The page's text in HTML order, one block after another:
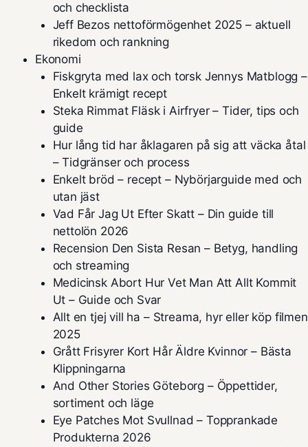
och checklista
Jeff Bezos nettoförmögenhet 2025 – aktuell
rikedom och rankning
Ekonomi
Fiskgryta med lax och torsk Jennys Matblogg –
Enkelt krämigt recept
Steka Rimmat Fläsk i Airfryer – Tider, tips och
guide
Hur lång tid har åklagaren på sig att väcka åtal
– Tidgränser och process
Enkelt bröd – recept – Nybörjarguide med och
utan jäst
Vad Får Jag Ut Efter Skatt – Din guide till
nettolön 2026
Recension Den Sista Resan – Betyg, handling
och streaming
Medicinsk Abort Hur Vet Man Att Allt Kommit
Ut – Guide och Svar
Allt en tjej vill ha – Streama, hyr eller köp filmen
2025
Grått Frisyrer Kort Hår Äldre Kvinnor – Bästa
Klippningarna
And Other Stories Göteborg – Öppettider,
sortiment och läge
Eye Patches Mot Svullnad – Topprankade
Produkterna 2026